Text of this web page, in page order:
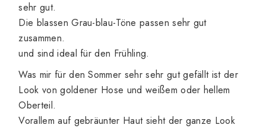
sehr gut.
Die blassen Grau-blau-Töne passen sehr gut
zusammen.
und sind ideal für den Frühling.
Was mir für den Sommer sehr sehr gut gefällt ist der
Look von goldener Hose und weißem oder hellem
Oberteil.
Vorallem auf gebräunter Haut sieht der ganze Look